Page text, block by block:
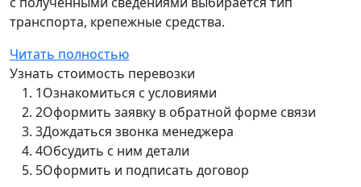
транспорта, крепежные средства.
Читать полностью
Узнать стоимость перевозки
1Ознакомиться с условиями
2Оформить заявку в обратной форме связи
3Дождаться звонка менеджера
4Обсудить с ним детали
5Оформить и подписать договор